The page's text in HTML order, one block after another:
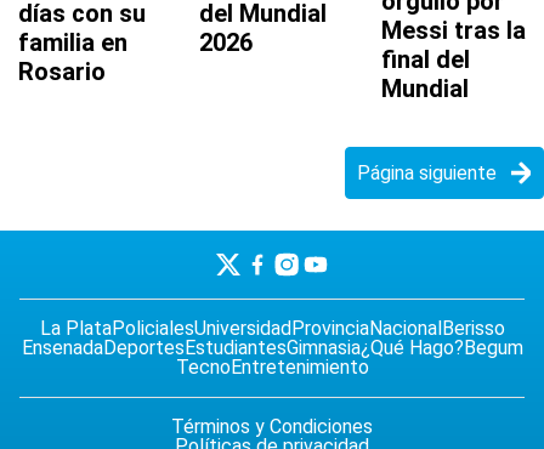
días con su
familia en
Rosario
del Mundial
2026
Messi tras la
final del
Mundial
Página siguiente
La PlataPolicialesUniversidadProvinciaNacionalBerisso
EnsenadaDeportesEstudiantesGimnasia¿Qué Hago?Begum
TecnoEntretenimiento
Términos y Condiciones